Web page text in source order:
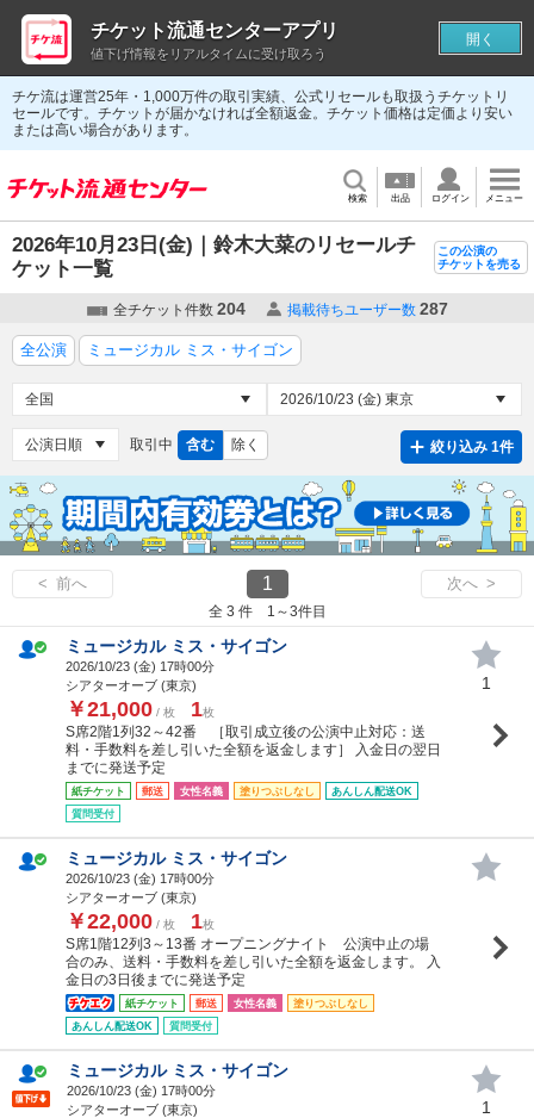
チケ流は運営25年・1,000万件の取引実績、公式リセールも取扱うチケットリ
セールです。チケットが届かなければ全額返金。チケット価格は定価より安い
または高い場合があります。
検索 出品 ログイン メニュー
2026年10月23日(金)｜鈴木大菜のリセールチ
ケット一覧
この公演の
チケットを売る
全チケット件数 204 掲載待ちユーザー数 287
全公演 ミュージカル ミス・サイゴン
取引中 含む 除く 絞り込み 1件
< 前へ 1 次へ >
全 3 件 1～3件目
ミュージカル ミス・サイゴン
2026/10/23 (金) 17時00分
シアターオーブ (東京)
￥21,000 / 枚 1枚
S席2階1列32～42番 ［取引成立後の公演中止対応：送
料・手数料を差し引いた全額を返金します］ 入金日の翌日
までに発送予定
紙チケット 郵送 女性名義 塗りつぶしなし
あんしん配送OK
質問受付
1
ミュージカル ミス・サイゴン
2026/10/23 (金) 17時00分
シアターオーブ (東京)
￥22,000 / 枚 1枚
S席1階12列3～13番 オープニングナイト 公演中止の場
合のみ、送料・手数料を差し引いた全額を返金します。 入
金日の3日後までに発送予定
紙チケット 郵送 女性名義
塗りつぶしなし
あんしん配送OK
質問受付
ミュージカル ミス・サイゴン
2026/10/23 (金) 17時00分
シアターオーブ (東京)
1
チケット流通センターアプリ
値下げ情報をリアルタイムに受け取ろう
開く